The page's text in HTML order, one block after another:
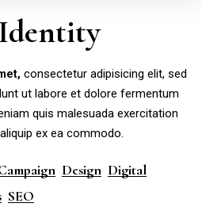
consectetur adipisicing elit, sed
ut labore et dolore fermentum
quis malesuada exercitation
aliquip ex ea commodo.
Design Digital
SEO